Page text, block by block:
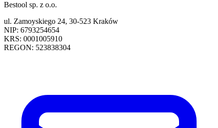
Bestool sp. z o.o.
ul. Zamoyskiego 24, 30-523 Kraków
NIP: 6793254654
KRS: 0001005910
REGON: 523838304